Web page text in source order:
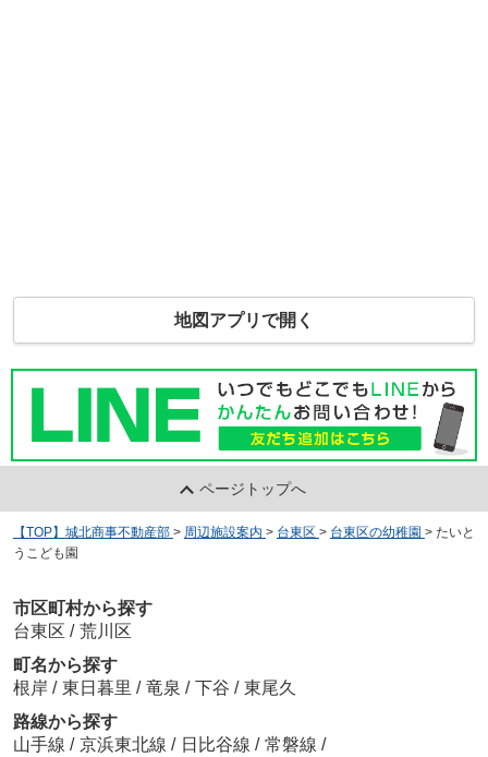
地図アプリで開く
ページトップへ
【TOP】城北商事不動産部 > 周辺施設案内 > 台東区 > 台東区の幼稚園 > たいと
うこども園
市区町村から探す
台東区 / 荒川区
町名から探す
根岸 / 東日暮里 / 竜泉 / 下谷 / 東尾久
路線から探す
山手線 / 京浜東北線 / 日比谷線 / 常磐線 /